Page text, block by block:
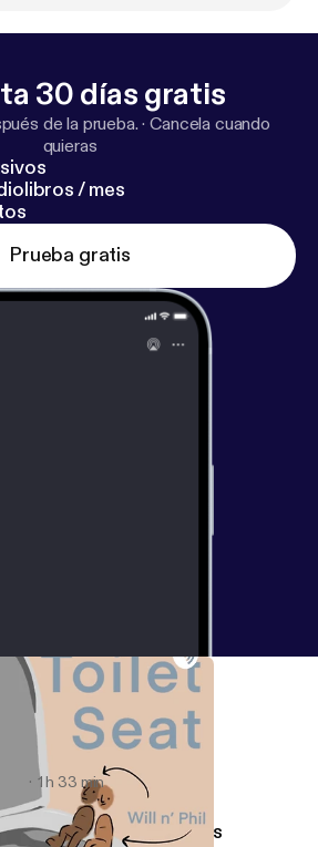
30 días gratis
de la prueba. ·Cancela cuando
quieras
/ mes
Prueba gratis
Big One-0 !!!
1 h 33 min
Up and too many ideas